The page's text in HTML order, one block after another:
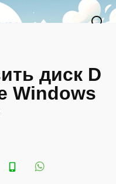
диск D
Windows